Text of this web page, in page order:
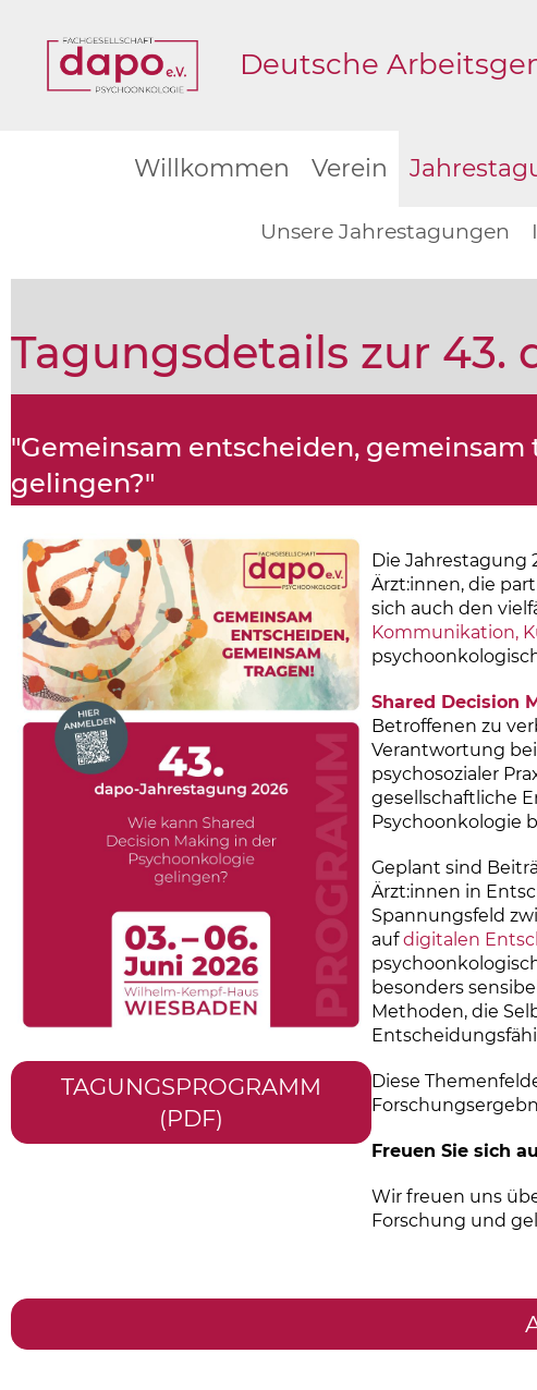
Deutsche
Willkommen Verein
Unsere Jahrestagungen
Tagungsdetails zur 43.
"Gemeinsam entscheiden,
gelingen?"
TAGUNGSPROGRAMM
(PDF)
Die Jahrestagung
Ärzt:innen, die
sich auch den
Kommunikation,
Shared Decision
Betroffenen zu
Verantwortung
psychosozialer
gesellschaftliche
Psychoonkologie
Geplant sind
Ärzt:innen in
Spannungsfeld
auf digitalen
besonders
Methoden, die
Diese
Freuen Sie sich
Wir freuen uns
Forschung und